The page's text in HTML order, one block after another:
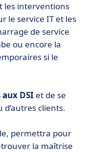
les interventions
le service IT et les
de service
ou encore la
si le
DSI et de se
clients.
permettra pour
la maîtrise